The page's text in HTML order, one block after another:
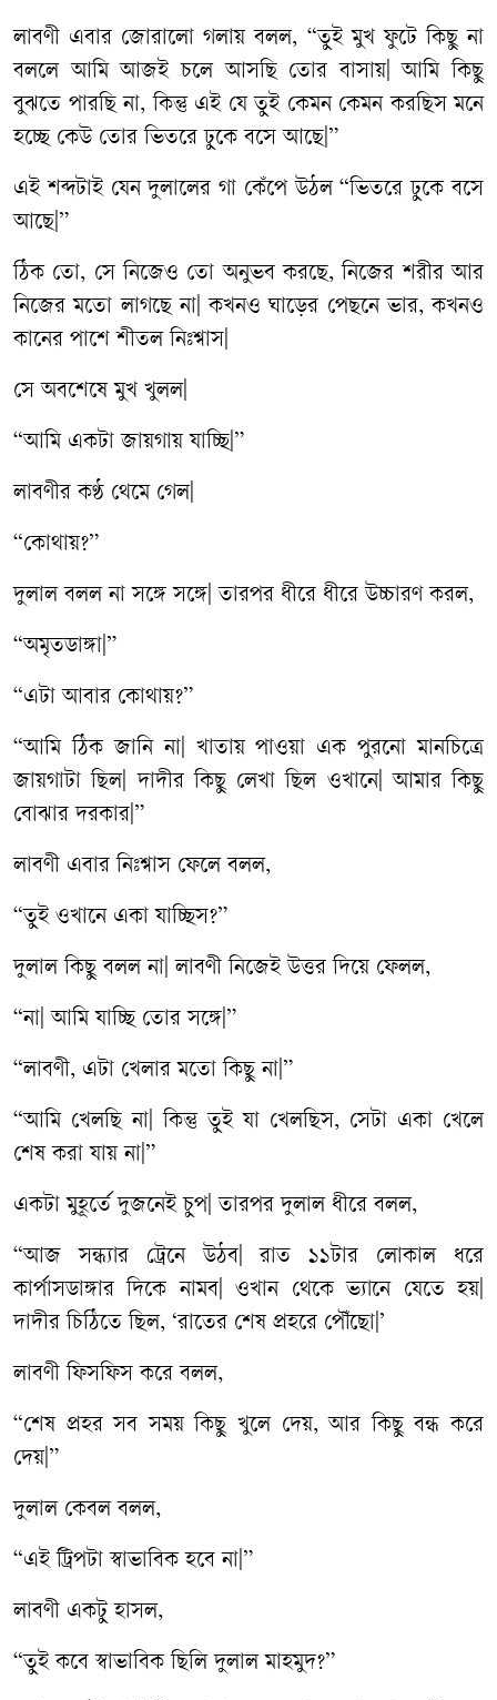
লাবণী এবার জোরালো গলায় বলল, “তুই মুখ ফুটে কিছু না
বললে আমি আজই চলে আসছি তোর বাসায়| আমি কিছু
বুঝতে পারছি না, কিন্তু এই যে তুই কেমন কেমন করছিস মনে
হচ্ছে কেউ তোর ভিতরে ঢুকে বসে আছে|”
এই শব্দটাই যেন দুলালের গা কেঁপে উঠল “ভিতরে ঢুকে বসে
আছে|”
ঠিক তো, সে নিজেও তো অনুভব করছে, নিজের শরীর আর
নিজের মতো লাগছে না| কখনও ঘাড়ের পেছনে ভার, কখনও
কানের পাশে শীতল নিঃশ্বাস|
সে অবশেষে মুখ খুলল|
“আমি একটা জায়গায় যাচ্ছি|”
লাবণীর কণ্ঠ থেমে গেল|
“কোথায়?”
দুলাল বলল না সঙ্গে সঙ্গে| তারপর ধীরে ধীরে উচ্চারণ করল,
“অমৃতডাঙ্গা|”
“এটা আবার কোথায়?”
“আমি ঠিক জানি না| খাতায় পাওয়া এক পুরনো মানচিত্রে
জায়গাটা ছিল| দাদীর কিছু লেখা ছিল ওখানে| আমার কিছু
বোঝার দরকার|”
লাবণী এবার নিঃশ্বাস ফেলে বলল,
“তুই ওখানে একা যাচ্ছিস?”
দুলাল কিছু বলল না| লাবণী নিজেই উত্তর দিয়ে ফেলল,
“না| আমি যাচ্ছি তোর সঙ্গে|”
“লাবণী, এটা খেলার মতো কিছু না|”
“আমি খেলছি না| কিন্তু তুই যা খেলছিস, সেটা একা খেলে
শেষ করা যায় না|”
একটা মুহূর্তে দুজনেই চুপ| তারপর দুলাল ধীরে বলল,
“আজ সন্ধ্যার ট্রেনে উঠব| রাত ১১টার লোকাল ধরে
কার্পাসডাঙ্গার দিকে নামব| ওখান থেকে ভ্যানে যেতে হয়|
দাদীর চিঠিতে ছিল, ‘রাতের শেষ প্রহরে পৌঁছো|’
লাবণী ফিসফিস করে বলল,
“শেষ প্রহর সব সময় কিছু খুলে দেয়, আর কিছু বন্ধ করে
দেয়|”
দুলাল কেবল বলল,
“এই ট্রিপটা স্বাভাবিক হবে না|”
লাবণী একটু হাসল,
“তুই কবে স্বাভাবিক ছিলি দুলাল মাহমুদ?”